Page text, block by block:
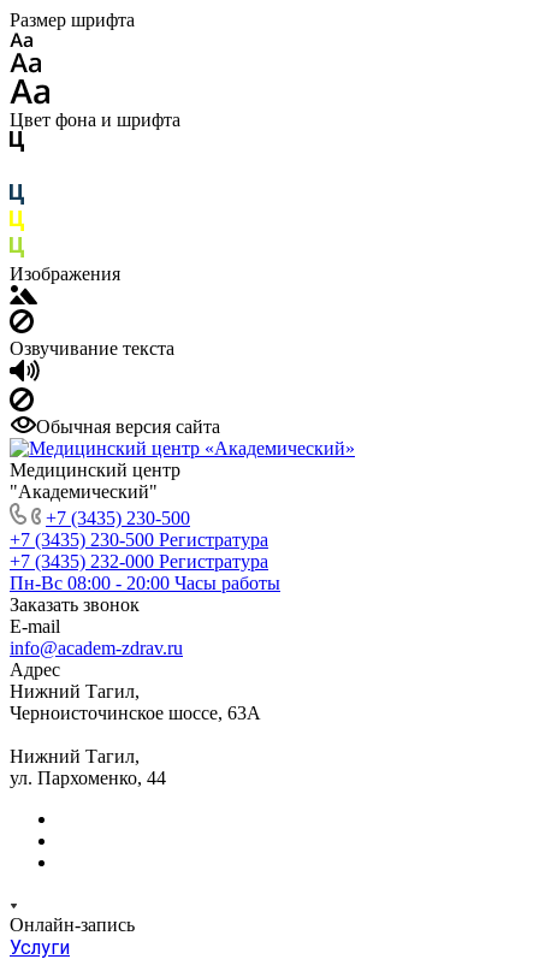
Размер шрифта
Цвет фона и шрифта
Изображения
Озвучивание текста
Обычная версия сайта
Медицинский центр
"Академический"
+7 (3435) 230-500
+7 (3435) 230-500 Регистратура
+7 (3435) 232-000 Регистратура
Пн-Вс 08:00 - 20:00 Часы работы
Заказать звонок
E-mail
info@academ-zdrav.ru
Адрес
Нижний Тагил,
Черноисточинское шоссе, 63А
Нижний Тагил,
ул. Пархоменко, 44
Онлайн-запись
Услуги